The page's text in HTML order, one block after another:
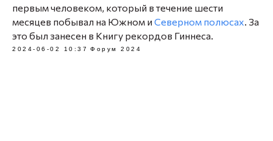
первым человеком, который в течение шести
месяцев побывал на Южном и Северном полюсах. За
это был занесен в Книгу рекордов Гиннеса.
2024-06-02 10:37 Форум 2024